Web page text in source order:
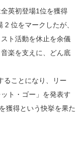
英初登場1位を獲得
2 位をマークしたが、
ト活動を休止を余儀
楽を支えに、どん底
ることになり、リー
ト・ゴー」を発表す
獲得という快挙を果た